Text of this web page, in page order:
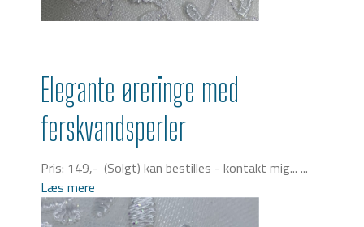
Elegante øreringe med
ferskvandsperler
Pris: 149,- (Solgt) kan bestilles - kontakt mig... ...
Læs mere